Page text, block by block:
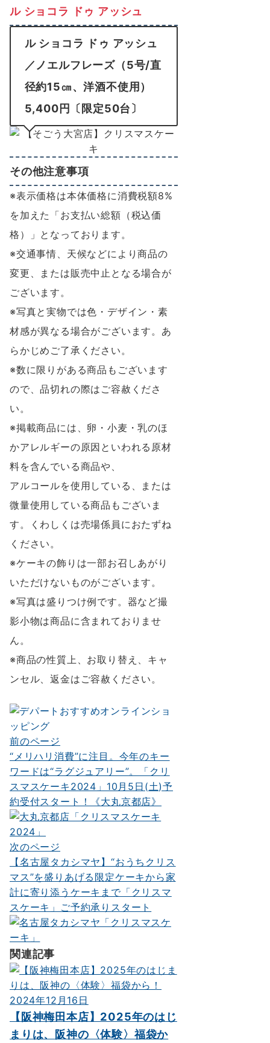
ル ショコラ ドゥ アッシュ
ル ショコラ ドゥ アッシュ
／ノエルフレーズ（5号/直
径約15㎝、洋酒不使用）
5,400円〔限定50台〕
その他注意事項
※表示価格は本体価格に消費税額8%
を加えた「お支払い総額（税込価
格）」となっております。
※交通事情、天候などにより商品の
変更、または販売中止となる場合が
ございます。
※写真と実物では色・デザイン・素
材感が異なる場合がございます。あ
らかじめご了承ください。
※数に限りがある商品もございます
ので、品切れの際はご容赦くださ
い。
※掲載商品には、卵・小麦・乳のほ
かアレルギーの原因といわれる原材
料を含んでいる商品や、
アルコールを使用している、または
微量使用している商品もございま
す。くわしくは売場係員におたずね
ください。
※ケーキの飾りは一部お召しあがり
いただけないものがございます。
※写真は盛りつけ例です。器など撮
影小物は商品に含まれておりませ
ん。
※商品の性質上、お取り替え、キャ
ンセル、返金はご容赦ください。
投
稿
ナ
ビ
ゲ
ー
シ
ョ
ン
前のページ
“メリハリ消費”に注目。今年のキー
ワードは“ラグジュアリー”。「クリ
スマスケーキ2024」10月5日(土)予
約受付スタート！《大丸京都店》
次のページ
【名古屋タカシマヤ】“おうちクリス
マス”を盛りあげる限定ケーキから家
計に寄り添うケーキまで「クリスマ
スケーキ」ご予約承りスタート
関連記事
2024年12月16日
【阪神梅田本店】2025年のはじ
まりは、阪神の〈体験〉福袋か